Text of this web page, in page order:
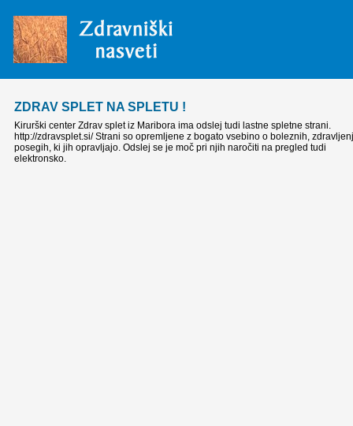
ZDRAV SPLET NA SPLETU !
Kirurški center Zdrav splet iz Maribora ima odslej tudi lastne spletne strani.
http://zdravsplet.si/ Strani so opremljene z bogato vsebino o boleznih,
posegih, ki jih opravljajo. Odslej se je moč pri njih naročiti na pregled tudi
elektronsko.